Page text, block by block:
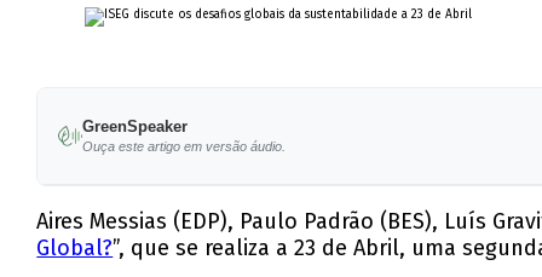
GreenSpeaker
Ouça este artigo em versão áudio.
Aires Messias (EDP), Paulo Padrão (BES), Luís
Global?”, que se realiza a 23 de Abril, uma